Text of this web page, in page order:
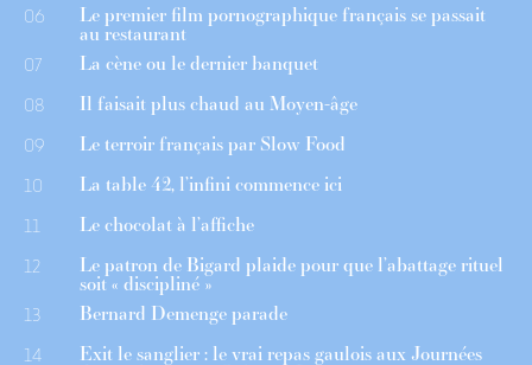
06 Le premier film pornographique français se passait
au restaurant
07 La cène ou le dernier banquet
08 Il faisait plus chaud au Moyen-âge
09 Le terroir français par Slow Food
10 La table 42, l’infini commence ici
11 Le chocolat à l’affiche
12 Le patron de Bigard plaide pour que l’abattage rituel
soit « discipliné »
13 Bernard Demenge parade
14 Exit le sanglier : le vrai repas gaulois aux Journées